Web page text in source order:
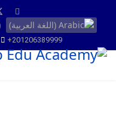
+201206389999